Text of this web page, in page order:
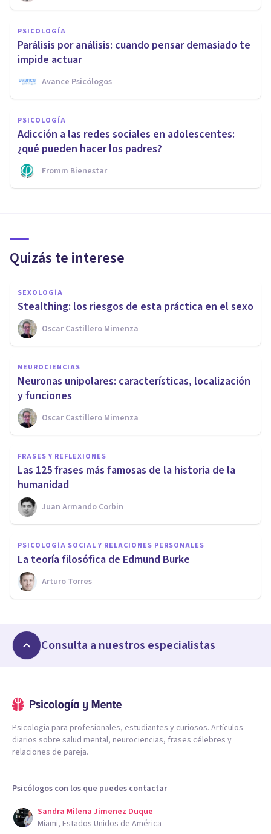
PSICOLOGÍA
Parálisis por análisis: cuando pensar demasiado te
impide actuar
Avance Psicólogos
PSICOLOGÍA
Adicción a las redes sociales en adolescentes:
¿qué pueden hacer los padres?
Fromm Bienestar
Quizás te interese
SEXOLOGÍA
Stealthing: los riesgos de esta práctica en el sexo
Oscar Castillero Mimenza
NEUROCIENCIAS
Neuronas unipolares: características, localización
y funciones
Oscar Castillero Mimenza
FRASES Y REFLEXIONES
Las 125 frases más famosas de la historia de la
humanidad
Juan Armando Corbin
PSICOLOGÍA SOCIAL Y RELACIONES PERSONALES
​La teoría filosófica de Edmund Burke
Arturo Torres
Consulta a nuestros especialistas
Psicología para profesionales, estudiantes y curiosos. Artículos
diarios sobre salud mental, neurociencias, frases célebres y
relaciones de pareja.
Psicólogos con los que puedes contactar
Sandra Milena Jimenez Duque
Miami, Estados Unidos de América